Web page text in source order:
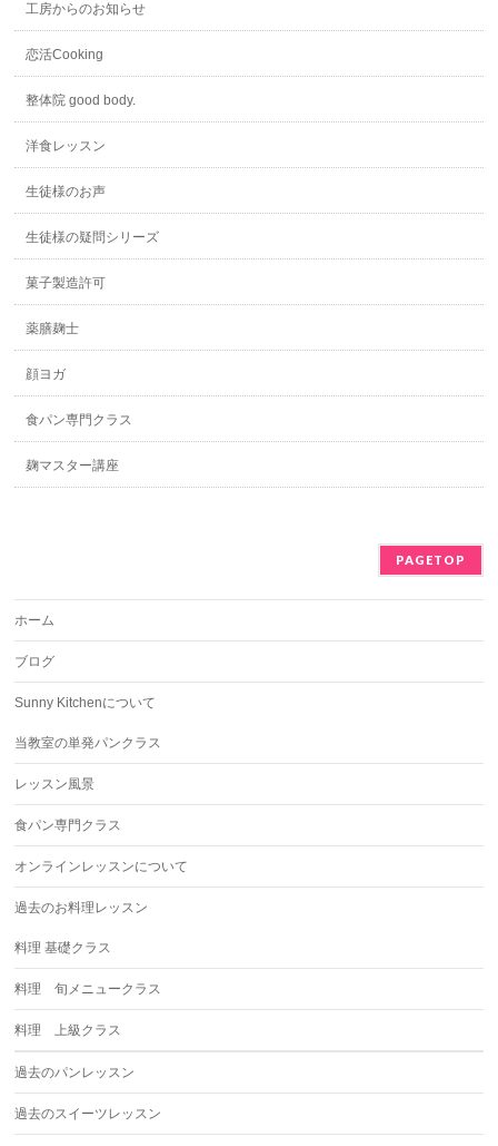
工房からのお知らせ
恋活Cooking
整体院 good body.
洋食レッスン
生徒様のお声
生徒様の疑問シリーズ
菓子製造許可
薬膳麹士
顔ヨガ
食パン専門クラス
麹マスター講座
PAGETOP
ホーム
ブログ
Sunny Kitchenについて
当教室の単発パンクラス
レッスン風景
食パン専門クラス
オンラインレッスンについて
過去のお料理レッスン
料理 基礎クラス
料理 旬メニュークラス
料理 上級クラス
過去のパンレッスン
過去のスイーツレッスン